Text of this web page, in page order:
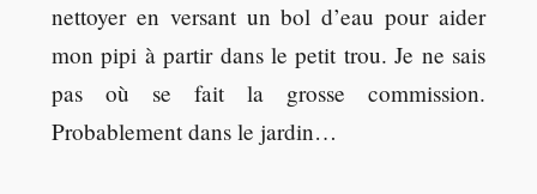
nettoyer en versant un bol d’eau pour aider
mon pipi à partir dans le petit trou. Je ne sais
pas où se fait la grosse commission.
Probablement dans le jardin…